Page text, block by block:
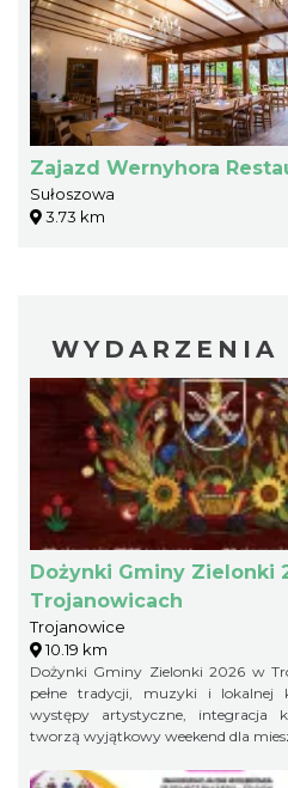
Zajazd Wernyhora
Sułoszowa
3.73 km
Dożynki Gminy Zielonki
Trojanowicach
Trojanowice
10.19 km
Dożynki Gminy Zielonki 2026 w
pełne tradycji, muzyki i lokalnej
występy artystyczne, integracja
tworzą wyjątkowy weekend dla